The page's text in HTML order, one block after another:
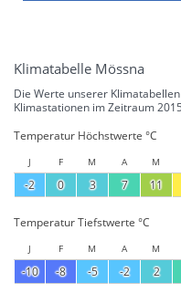
Klimatabelle Mössna
Die Werte unserer
Klimastationen im Zeitraum
Temperatur Höchstwerte °C
J F M A M
-2 0 3 7 11
Temperatur Tiefstwerte °C
J F M A M
-10 -8 -5 -2 2